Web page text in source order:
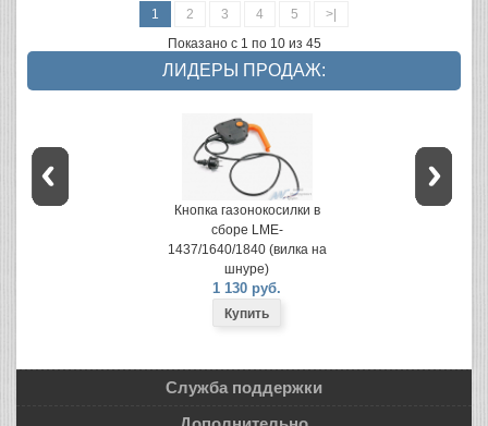
1 2 3 4 5
>|
Показано с 1 по 10 из 45
ЛИДЕРЫ ПРОДАЖ:
Кнопка газонокосилки в
сборе LME-
1437/1640/1840 (вилка на
шнуре)
1 130 руб.
Служба поддержки